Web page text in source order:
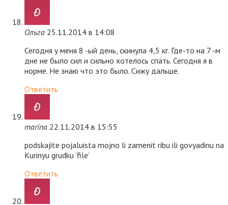
Ольга 25.11.2014 в 14:08
Сегодня у меня 8 -ый день, скинула 4,5 кг. Где-то на 7 -м
дне не было сил и сильно хотелось спать. Сегодня я в
норме. Не знаю что это было. Сижу дальше.
Ответить
marina 22.11.2014 в 15:55
podskajite pojaluista mojno li zamenit ribu ili govyadinu na
Kurinyu grudku ‘file’
Ответить